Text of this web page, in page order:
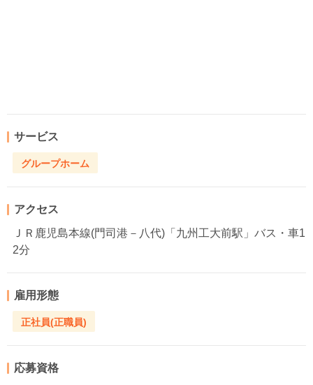
サービス
グループホーム
アクセス
ＪＲ鹿児島本線(門司港－八代)「九州工大前駅」バス・車1
2分
雇用形態
正社員(正職員)
応募資格